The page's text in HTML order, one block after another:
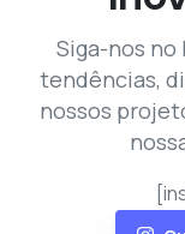
Siga-nos no
tendências,
nossos